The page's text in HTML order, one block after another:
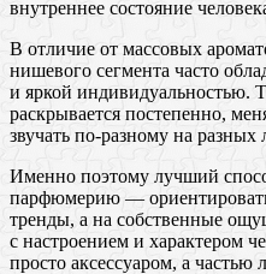
внутреннее состояние
В отличие от массовых
нишевого сегмента часто
и яркой индивидуальностью.
раскрывается постепенно,
звучать по-разному на разных
Именно поэтому лучший
парфюмерию —
тренды, а на собственные
с настроением и характером
просто аксессуаром, а частью